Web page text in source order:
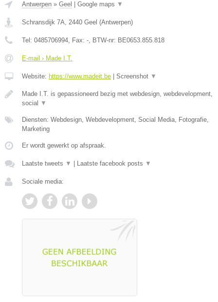
Antwerpen » Geel Google maps ▼
Schransdijk 7A, 2440 Geel (Antwerpen)
Tel: 0485706994, Fax: -, BTW-nr: BE0653.855.818
E-mail › Made I.T.
Website: https://www.madeit.be Screenshot ▼
Made I.T. is gepassioneerd bezig met webdesign, webdevelopment,
social
▼
Diensten: Webdesign, Webdevelopment, Social Media, Fotografie,
Marketing
Er wordt gewerkt op afspraak.
Laatste tweets ▼ Laatste facebook posts ▼
Sociale media: